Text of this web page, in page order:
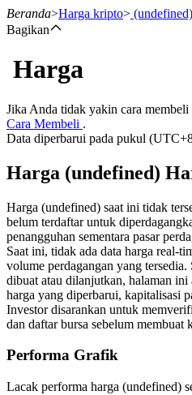
Berjangka
USDT Berjangka
Kontrak berjangka
Beranda>Harga kripto> (undefined)
Bagikan
Harga
Jika Anda tidak yakin cara
Cara Membeli .
Data diperbarui pada pukul
Harga (undefined)
Harga (undefined) saat ini tidak
belum terdaftar untuk
penangguhan sementara pasar
Saat ini, tidak ada data harga real-
volume perdagangan yang
dibuat atau dilanjutkan, halaman
harga yang diperbarui, kapitalisasi
Investor disarankan untuk
dan daftar bursa sebelum membuat
Performa Grafik
Lacak performa harga (undefined)